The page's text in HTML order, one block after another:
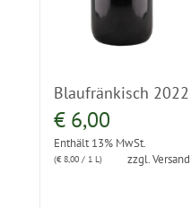
Blaufränkisch 2022
€ 6,00
Enthält 13% MwSt.
(€ 8,00 / 1 L) zzgl.Versand